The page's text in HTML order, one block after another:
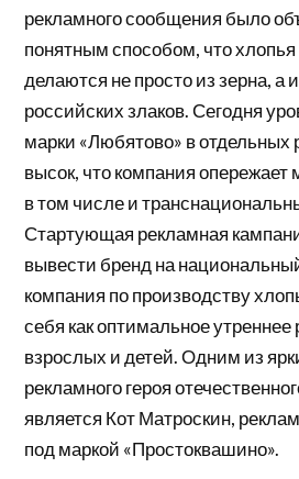
рекламного сообщения было
понятным способом, что
делаются не просто из зерна, а
российских злаков. Сегодня
марки «Любятово» в отдельных
высок, что компания опережает
в том числе и
Стартующая рекламная
вывести бренд на
компания по производству
себя как оптимальное
взрослых и детей. Одним из
рекламного героя
является Кот Матроскин,
под маркой «Простоквашино».